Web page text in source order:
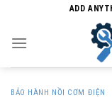
content
ADD
BẢO HÀNH NỒI CƠM ĐIỆN